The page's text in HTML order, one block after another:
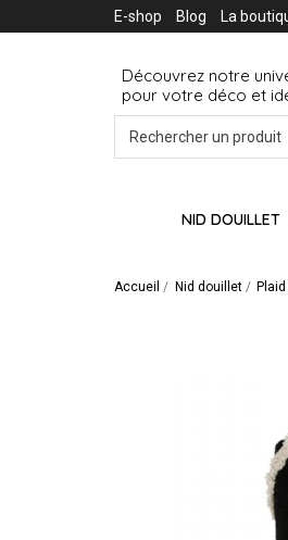
E-shop Blog La
Découvrez notre
pour votre déco et
NID DOUILLET
Accueil Nid douillet